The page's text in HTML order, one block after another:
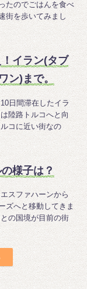
たのでごはんを食べ
街を歩いてみまし
イラン(タブ
ン)まで。
日間滞在したイラ
陸路トルコへと向
コに近い街なの
様子は？
スファハーンから
ズへと移動してきま
の国境が目前の街